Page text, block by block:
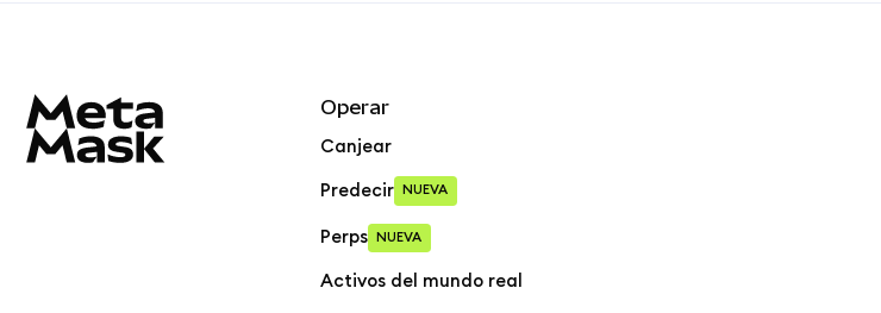
Operar
Canjear
Predecir NUEVA
Perps NUEVA
Activos del mundo real